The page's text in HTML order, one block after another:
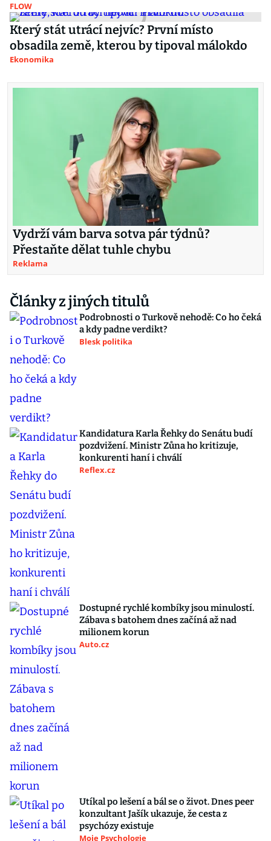
FLOW
Který stát utrácí nejvíc? První místo
obsadila země, kterou by tipoval málokdo
Ekonomika
Vydrží vám barva sotva pár týdnů?
Přestaňte dělat tuhle chybu
Reklama
Články z jiných titulů
Podrobnosti o Turkově nehodě: Co ho čeká
a kdy padne verdikt?
Blesk politika
Kandidatura Karla Řehky do Senátu budí
pozdvižení. Ministr Zůna ho kritizuje,
konkurenti haní i chválí
Reflex.cz
Dostupné rychlé kombíky jsou minulostí.
Zábava s batohem dnes začíná až nad
milionem korun
Auto.cz
Utíkal po lešení a bál se o život. Dnes peer
konzultant Jašík ukazuje, že cesta z
psychózy existuje
Moje Psychologie